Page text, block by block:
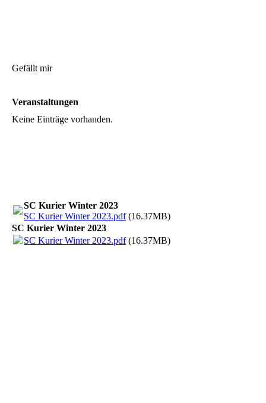
Gefällt mir
Veranstaltungen
Keine Einträge vorhanden.
SC Kurier Winter 2023
SC Kurier Winter 2023.pdf(16.37MB)
SC Kurier Winter 2023
SC Kurier Winter 2023.pdf(16.37MB)